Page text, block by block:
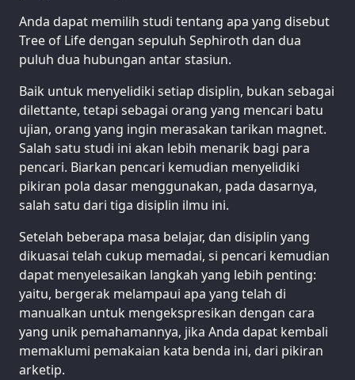
Anda dapat memilih studi tentang apa yang disebut
Tree of Life dengan sepuluh Sephiroth dan dua
puluh dua hubungan antar stasiun.
Baik untuk menyelidiki setiap disiplin, bukan sebagai
dilettante, tetapi sebagai orang yang mencari batu
ujian, orang yang ingin merasakan tarikan magnet.
Salah satu studi ini akan lebih menarik bagi para
pencari. Biarkan pencari kemudian menyelidiki
pikiran pola dasar menggunakan, pada dasarnya,
salah satu dari tiga disiplin ilmu ini.
Setelah beberapa masa belajar, dan disiplin yang
dikuasai telah cukup memadai, si pencari kemudian
dapat menyelesaikan langkah yang lebih penting:
yaitu, bergerak melampaui apa yang telah di
manualkan untuk mengekspresikan dengan cara
yang unik pemahamannya, jika Anda dapat kembali
memaklumi pemakaian kata benda ini, dari pikiran
arketip.